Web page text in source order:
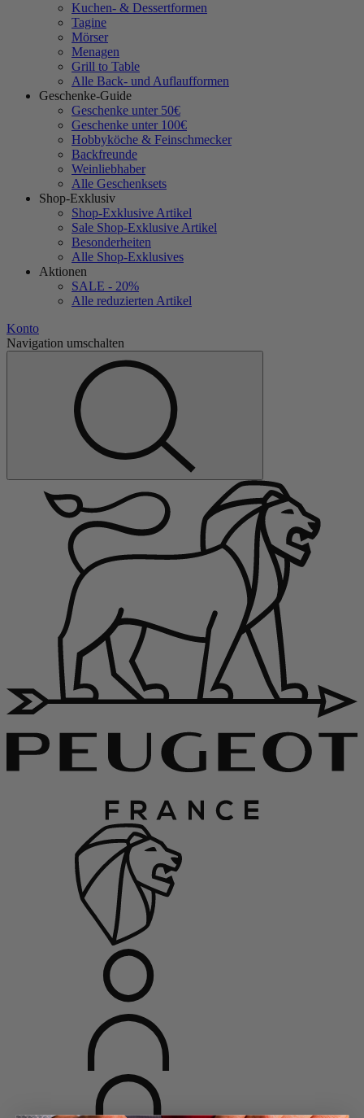
Kuchen- & Dessertformen
Tagine
Mörser
Menagen
Grill to Table
Alle Back- und Auflaufformen
Geschenke-Guide
Geschenke unter 50€
Geschenke unter 100€
Hobbyköche & Feinschmecker
Backfreunde
Weinliebhaber
Alle Geschenksets
Shop-Exklusiv
Shop-Exklusive Artikel
Sale Shop-Exklusive Artikel
Besonderheiten
Alle Shop-Exklusives
Aktionen
SALE - 20%
Alle reduzierten Artikel
Konto
Navigation umschalten